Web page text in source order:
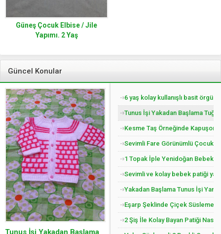
Güneş Çocuk Elbise / Jile
Yapımı. 2 Yaş
Güncel Konular
Tunus İşi Yakadan Başlama
6 yaş kolay kullanışlı basit örgü
Tunus İşi Yakadan Başlama
Kesme Taş Örneğinde
Sevimli Fare Görünümlü Çocuk
1 Topak İple Yenidoğan Bebek
Sevimli ve kolay bebek patiği
Yakadan Başlama Tunus İşi
Eşarp Şeklinde Çiçek Süslemeli
2 Şiş İle Kolay Bayan Patiği Nasıl